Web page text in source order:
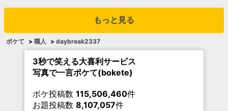
もっと見る
ボケて > 職人 > daybreak2337
3秒で笑える大喜利サービス
写真で一言ボケて(bokete)
ボケ投稿数 115,506,460件
お題投稿数 8,107,057件